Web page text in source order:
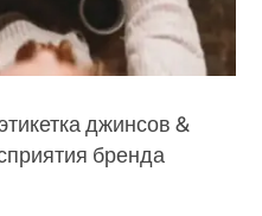
джинсов &
бренда